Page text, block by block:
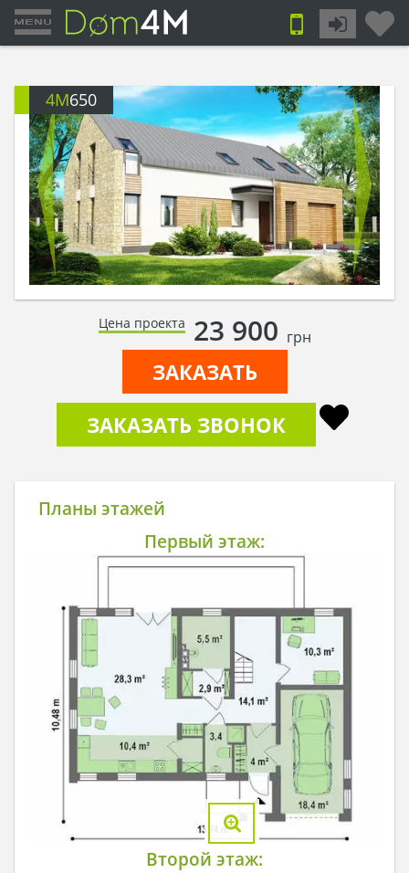
4M650
Цена проекта 23 900 грн
ЗАКАЗАТЬ
ЗАКАЗАТЬ ЗВОНОК
Планы этажей
Первый этаж:
Второй этаж: